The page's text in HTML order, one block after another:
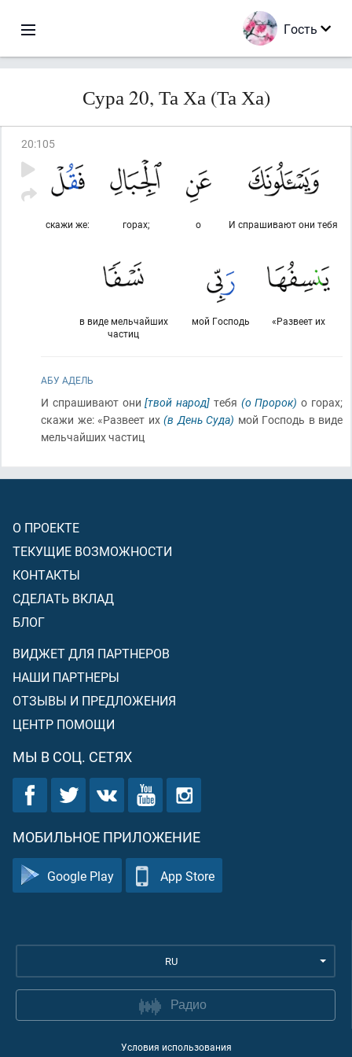
Гость
Сура 20, Та Ха (Та Ха)
20:105
И спрашивают они тебя
о
горах;
скажи же:
«Развеет их
мой Господь
в виде мельчайших
частиц
АБУ АДЕЛЬ
И спрашивают они[твой народ] тебя (о Пророк) о горах;
скажи же: «Развеет их (в День Суда) мой Господь в виде
мельчайших частиц
О ПРОЕКТЕ
ТЕКУЩИЕ ВОЗМОЖНОСТИ
КОНТАКТЫ
СДЕЛАТЬ ВКЛАД
БЛОГ
ВИДЖЕТ ДЛЯ ПАРТНЕРОВ
НАШИ ПАРТНЕРЫ
ОТЗЫВЫ И ПРЕДЛОЖЕНИЯ
ЦЕНТР ПОМОЩИ
МЫ В СОЦ. СЕТЯХ
МОБИЛЬНОЕ ПРИЛОЖЕНИЕ
Google Play App Store
RU
Радио
Условия использования